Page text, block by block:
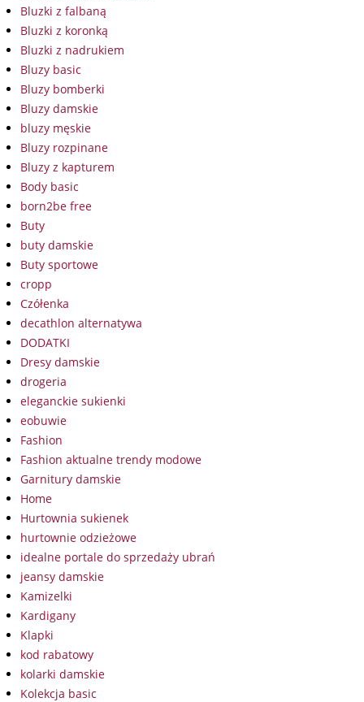
Bluzki z falbaną
Bluzki z koronką
Bluzki z nadrukiem
Bluzy basic
Bluzy bomberki
Bluzy damskie
bluzy męskie
Bluzy rozpinane
Bluzy z kapturem
Body basic
born2be free
Buty
buty damskie
Buty sportowe
cropp
Czółenka
decathlon alternatywa
DODATKI
Dresy damskie
drogeria
eleganckie sukienki
eobuwie
Fashion
Fashion aktualne trendy modowe
Garnitury damskie
Home
Hurtownia sukienek
hurtownie odzieżowe
idealne portale do sprzedaży ubrań
jeansy damskie
Kamizelki
Kardigany
Klapki
kod rabatowy
kolarki damskie
Kolekcja basic